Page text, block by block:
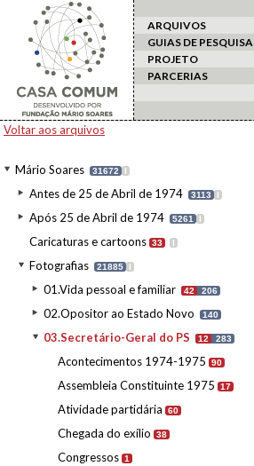
ARQUIVOS
GUIAS DE PESQUISA
PROJETO
PARCERIAS
Voltar aos arquivos
Mário Soares 31672 I
Antes de 25 de Abril de 1974 3113 I
Após 25 de Abril de 1974 5261 I
Caricaturas e cartoons 33 I
Fotografias 21885 I
01.Vida pessoal e familiar 42 206
02.Opositor ao Estado Novo 140
03.Secretário-Geral do PS 12 283
Acontecimentos 1974-1975 90
Assembleia Constituinte 1975 17
Atividade partidária 60
Chegada do exílio 38
Congressos 1